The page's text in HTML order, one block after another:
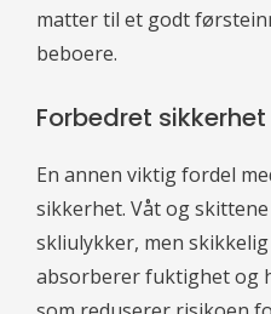
matter til et godt
beboere.
Forbedret sikkerhet
En annen viktig fordel
sikkerhet. Våt og
skliulykker, men
absorberer fuktighet og